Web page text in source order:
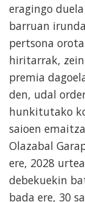
eragingo
barruan
pertsona
hiritarrak,
premia
den, udal
hunkitutako
saioen
Olazabal
ere, 2028
debekuekin
bada ere, 30